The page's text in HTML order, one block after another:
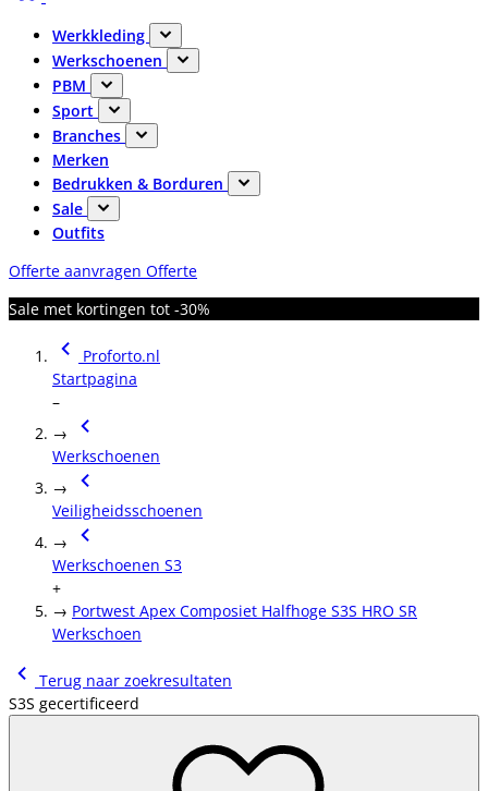
Werkkleding
Werkschoenen
PBM
Sport
Branches
Merken
Bedrukken & Borduren
Sale
Outfits
Offerte aanvragen Offerte
Sale met kortingen tot -30%
Proforto.nl
Startpagina
–
→
Werkschoenen
→
Veiligheidsschoenen
→
Werkschoenen S3
+
→ Portwest Apex Composiet Halfhoge S3S HRO SR
Werkschoen
Terug naar zoekresultaten
S3S gecertificeerd